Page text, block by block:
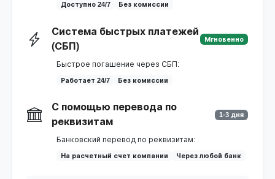
Доступно 24/7 Без комиссии
Система быстрых платежей
(СБП)
Мгновенно
Быстрое погашение через СБП:
Работает 24/7 Без комиссии
С помощью перевода по
реквизитам
1-3 дня
Банковский перевод по реквизитам:
На расчетный счет компании Через любой банк